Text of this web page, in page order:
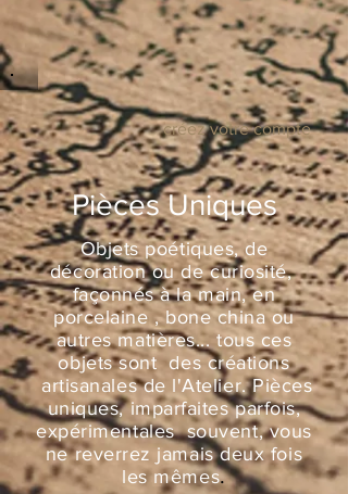
créez votre compte
Pièces Uniques
Objets poétiques, de
décoration ou de curiosité,
façonnés à la main, en
porcelaine , bone china ou
autres matières... tous ces
objets sont des créations
artisanales de l'Atelier. Pièces
uniques, imparfaites parfois,
expérimentales souvent, vous
ne reverrez jamais deux fois
les mêmes.